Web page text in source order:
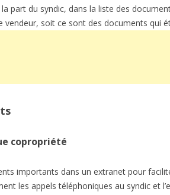
part du syndic, dans la liste des
soit ce sont des documents qui
copropriété
importants dans un extranet pour
les appels téléphoniques au syndic et